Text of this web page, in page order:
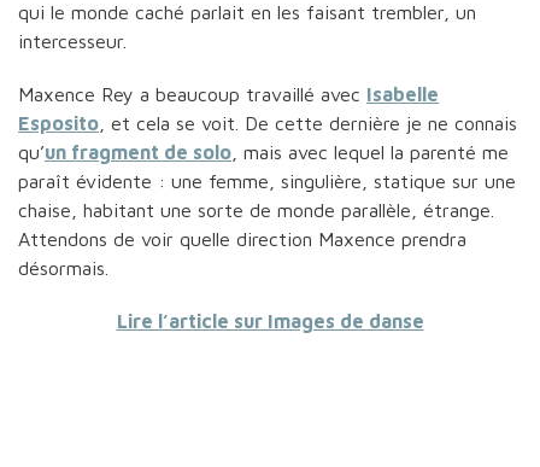
qui le monde caché parlait en les faisant trembler, un
intercesseur.
Maxence Rey a beaucoup travaillé avec Isabelle
Esposito , et cela se voit. De cette dernière je ne connais
qu’un fragment de solo , mais avec lequel la parenté me
paraît évidente : une femme, singulière, statique sur une
chaise, habitant une sorte de monde parallèle, étrange.
Attendons de voir quelle direction Maxence prendra
désormais.
Lire l’article sur Images de danse